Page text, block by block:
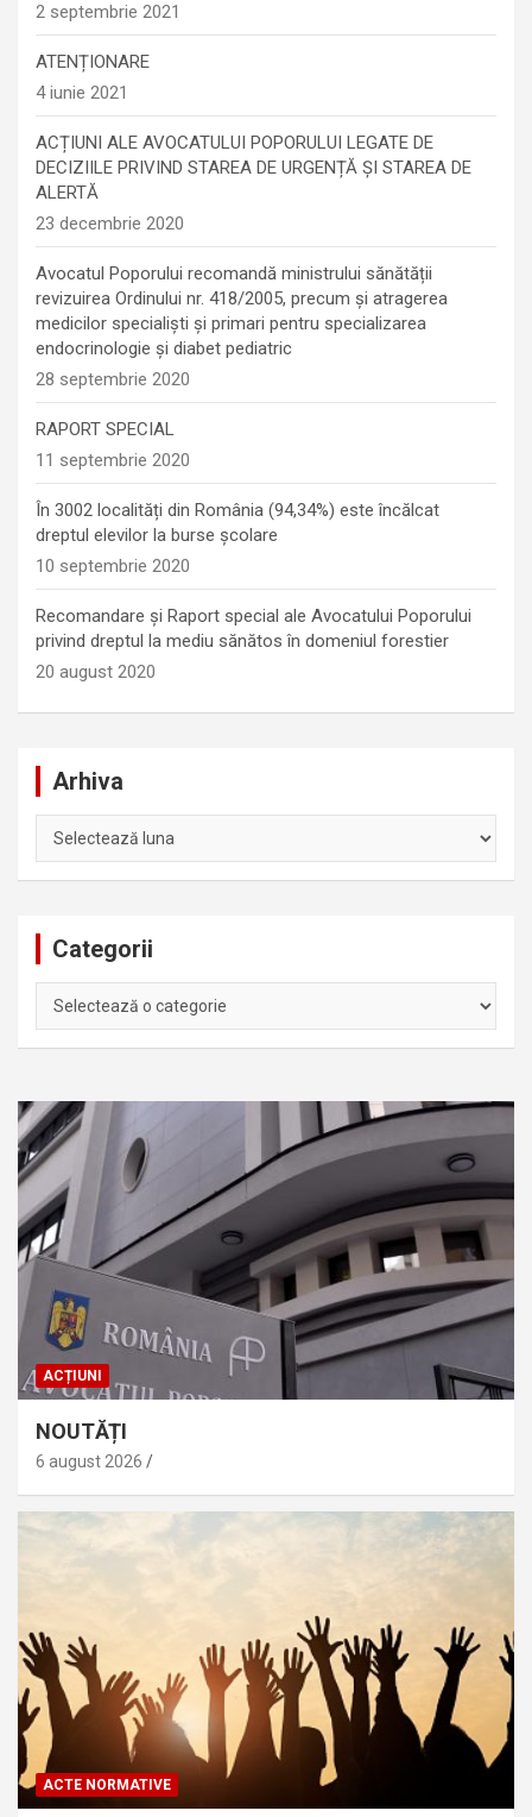
2 septembrie 2021
ATENȚIONARE
4 iunie 2021
ACȚIUNI ALE AVOCATULUI POPORULUI LEGATE DE
DECIZIILE PRIVIND STAREA DE URGENȚĂ ȘI STAREA DE
ALERTĂ
23 decembrie 2020
Avocatul Poporului recomandă ministrului sănătății
revizuirea Ordinului nr. 418/2005, precum și atragerea
medicilor specialiști și primari pentru specializarea
endocrinologie şi diabet pediatric
28 septembrie 2020
RAPORT SPECIAL
11 septembrie 2020
În 3002 localități din România (94,34%) este încălcat
dreptul elevilor la burse școlare
10 septembrie 2020
Recomandare și Raport special ale Avocatului Poporului
privind dreptul la mediu sănătos în domeniul forestier
20 august 2020
Arhiva
Categorii
ACȚIUNI
NOUTĂȚI
6 august 2026
ACTE NORMATIVE